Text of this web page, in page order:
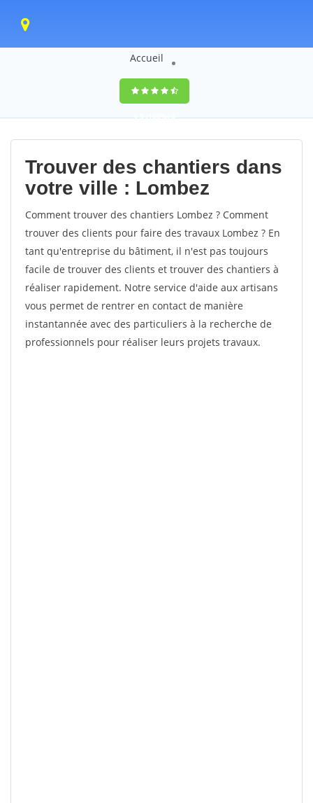
Accueil
9,5(100%)0
votes
Trouver des chantiers dans
votre ville : Lombez
Comment trouver des chantiers Lombez ? Comment
trouver des clients pour faire des travaux Lombez ? En
tant qu'entreprise du bâtiment, il n'est pas toujours
facile de trouver des clients et trouver des chantiers à
réaliser rapidement. Notre service d'aide aux artisans
vous permet de rentrer en contact de manière
instantannée avec des particuliers à la recherche de
professionnels pour réaliser leurs projets travaux.